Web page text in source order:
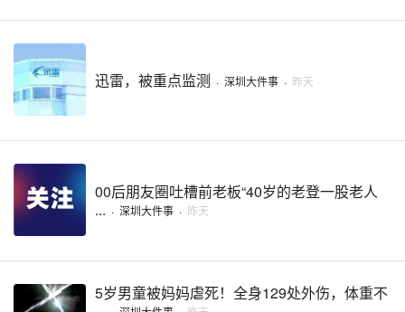
迅雷，被重点监测 · 深圳大件事 · 昨天
00后朋友圈吐槽前老板“40岁的老登一股老人
... · 深圳大件事 · 昨天
5岁男童被妈妈虐死！全身129处外伤，体重不